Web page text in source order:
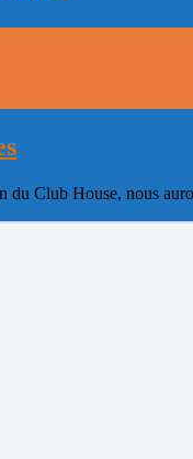
du Club House, nous